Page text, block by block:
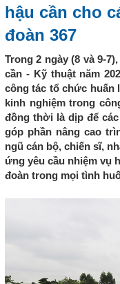
hậu cần cho
đoàn 367
Trong 2 ngày (8 và 9-
cần - Kỹ thuật năm
công tác tổ chức huấn
kinh nghiệm trong
đồng thời là dịp để
góp phần nâng cao
ngũ cán bộ, chiến sĩ,
ứng yêu cầu nhiệm vụ
đoàn trong mọi tình